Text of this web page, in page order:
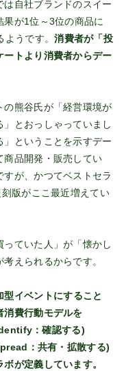
は自社ブランドのスイー
が1位～3位の商品に
ようです。消費者が「投
トより消費者からデー
熊谷氏が「経営環境が
とおっしゃっていまし
ということを示すデー
商品開発・販売してい
が、かつてベストセラ
版がここ最近増えてい
ていた人」が「懐かし
えられるからです。
イベントにすること
消費行動モデルを
：確認する)
：共有・拡散する)
が定義しています。